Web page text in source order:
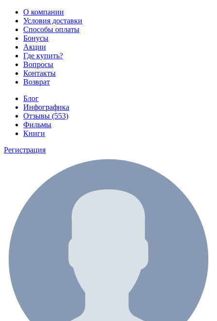
О компании
Условия доставки
Способы оплаты
Бонусы
Акции
Где купить?
Вопросы
Контакты
Возврат
Блог
Инфографика
Отзывы (553)
Фильмы
Книги
Регистрация